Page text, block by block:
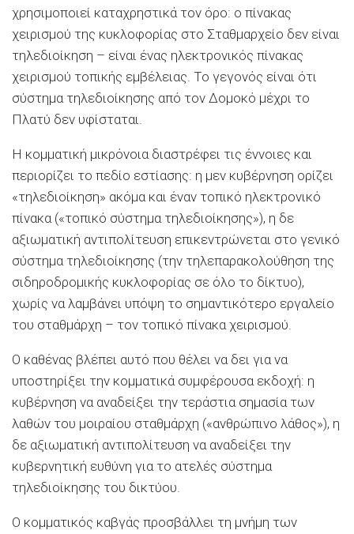
χρησιμοποιεί καταχρηστικά τον όρο: ο πίνακας
χειρισμού της κυκλοφορίας στο Σταθμαρχείο δεν είναι
τηλεδιοίκηση – είναι ένας ηλεκτρονικός πίνακας
χειρισμού τοπικής εμβέλειας. Το γεγονός είναι ότι
σύστημα τηλεδιοίκησης από τον Δομοκό μέχρι το
Πλατύ δεν υφίσταται.
Η κομματική μικρόνοια διαστρέφει τις έννοιες και
περιορίζει το πεδίο εστίασης: η μεν κυβέρνηση ορίζει
«τηλεδιοίκηση» ακόμα και έναν τοπικό ηλεκτρονικό
πίνακα («τοπικό σύστημα τηλεδιοίκησης»), η δε
αξιωματική αντιπολίτευση επικεντρώνεται στο γενικό
σύστημα τηλεδιοίκησης (την τηλεπαρακολούθηση της
σιδηροδρομικής κυκλοφορίας σε όλο το δίκτυο),
χωρίς να λαμβάνει υπόψη το σημαντικότερο εργαλείο
του σταθμάρχη – τον τοπικό πίνακα χειρισμού.
Ο καθένας βλέπει αυτό που θέλει να δει για να
υποστηρίξει την κομματικά συμφέρουσα εκδοχή: η
κυβέρνηση να αναδείξει την τεράστια σημασία των
λαθών του μοιραίου σταθμάρχη («ανθρώπινο λάθος»), η
δε αξιωματική αντιπολίτευση να αναδείξει την
κυβερνητική ευθύνη για το ατελές σύστημα
τηλεδιοίκησης του δικτύου.
Ο κομματικός καβγάς προσβάλλει τη μνήμη των